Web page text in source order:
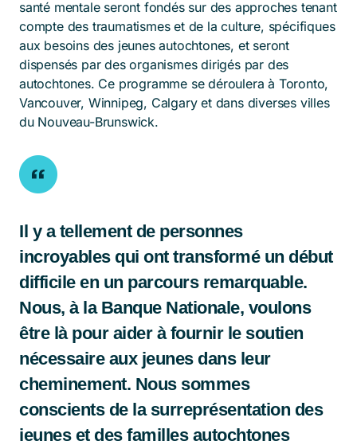
santé mentale seront fondés sur des approches tenant
compte des traumatismes et de la culture, spécifiques
aux besoins des jeunes autochtones, et seront
dispensés par des organismes dirigés par des
autochtones. Ce programme se déroulera à Toronto,
Vancouver, Winnipeg, Calgary et dans diverses villes
du Nouveau-Brunswick.
Il y a tellement de personnes
incroyables qui ont transformé un début
difficile en un parcours remarquable.
Nous, à la Banque Nationale, voulons
être là pour aider à fournir le soutien
nécessaire aux jeunes dans leur
cheminement. Nous sommes
conscients de la surreprésentation des
jeunes et des familles autochtones